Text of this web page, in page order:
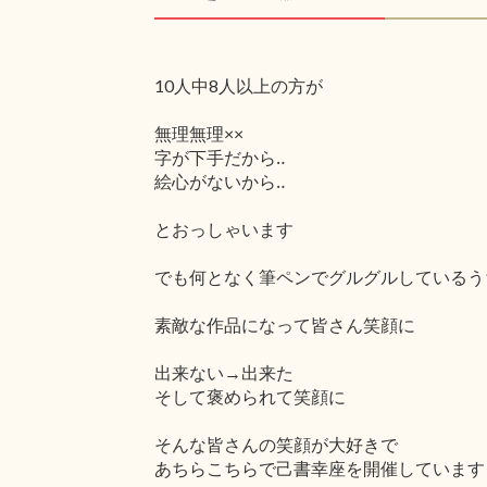
10人中8人以上の方が
無理無理××
字が下手だから‥
絵心がないから‥
とおっしゃいます
でも何となく筆ペンでグルグルしている
素敵な作品になって皆さん笑顔に
出来ない→出来た
そして褒められて笑顔に
そんな皆さんの笑顔が大好きで
あちらこちらで己書幸座を開催しています